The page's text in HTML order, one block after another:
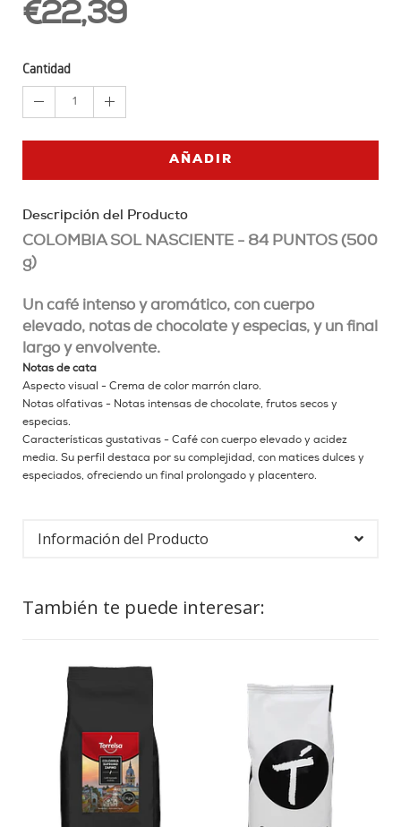
€22,39
Cantidad
1
AÑADIR
Descripción del Producto
COLOMBIA SOL NASCIENTE - 84 PUNTOS (500
g)
Un café intenso y aromático, con cuerpo
elevado, notas de chocolate y especias, y un final
largo y envolvente.
Notas de cata
Aspecto visual - Crema de color marrón claro.
Notas olfativas - Notas intensas de chocolate, frutos secos y
especias.
Características gustativas - Café con cuerpo elevado y acidez
media. Su perfil destaca por su complejidad, con matices dulces y
especiados, ofreciendo un final prolongado y placentero.
Información del Producto
También te puede interesar: